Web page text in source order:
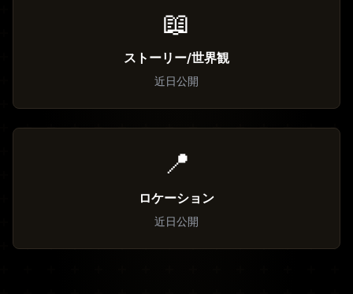
📖
ストーリー/世界観
近日公開
📍
ロケーション
近日公開